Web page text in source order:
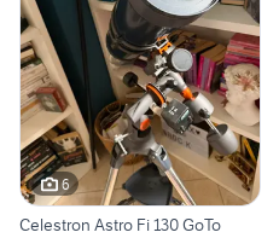
6
Celestron Astro Fi 130 GoTo